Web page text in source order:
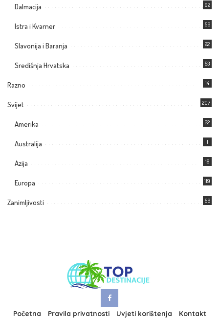
Dalmacija 92
Istra i Kvarner 56
Slavonija i Baranja 22
Središnja Hrvatska 53
Razno 14
Svijet 207
Amerika 22
Australija 1
Azija 18
Europa 119
Zanimljivosti 56
Početna Pravila privatnosti Uvjeti korištenja Kontakt